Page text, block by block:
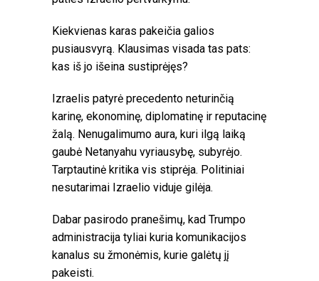
Kiekvienas karas pakeičia galios
pusiausvyrą. Klausimas visada tas pats:
kas iš jo išeina sustiprėjęs?
Izraelis patyrė precedento neturinčią
karinę, ekonominę, diplomatinę ir reputacinę
žalą. Nenugalimumo aura, kuri ilgą laiką
gaubė Netanyahu vyriausybę, subyrėjo.
Tarptautinė kritika vis stiprėja. Politiniai
nesutarimai Izraelio viduje gilėja.
Dabar pasirodo pranešimų, kad Trumpo
administracija tyliai kuria komunikacijos
kanalus su žmonėmis, kurie galėtų jį
pakeisti.